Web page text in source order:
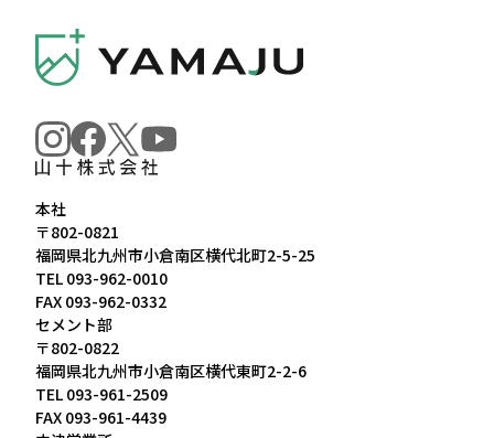
本社
〒802-0821
福岡県北九州市小倉南区横代北町2-5-25
TEL 093-962-0010
FAX 093-962-0332
セメント部
〒802-0822
福岡県北九州市小倉南区横代東町2-2-6
TEL 093-961-2509
FAX 093-961-4439